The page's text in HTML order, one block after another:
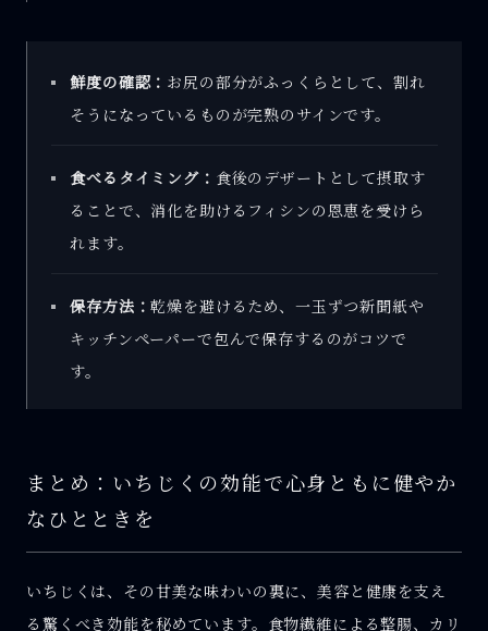
鮮度の確認： お尻の部分がふっくらとして、割れ
そうになっているものが完熟のサインです。
食べるタイミング： 食後のデザートとして摂取す
ることで、消化を助けるフィシンの恩恵を受けら
れます。
保存方法：乾燥を避けるため、一玉ずつ新聞紙や
キッチンペーパーで包んで保存するのがコツで
す。
まとめ：いちじくの効能で心身ともに健やか
なひとときを
いちじくは、その甘美な味わいの裏に、美容と健康を支え
る驚くべき効能を秘めています。食物繊維による整腸、カリ